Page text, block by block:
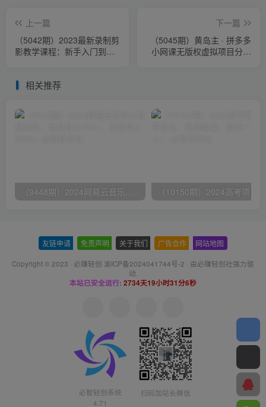
上一篇
（5042期）2023最新录制剪
影教学课程：新手入门到精
下一篇
（5045期）黄岛主 · 拼多多
小网课无版权虚拟项目分享
相关推荐
（9448期）2024网易云音乐人挂机项目，单机日入150+，无脑月入5000+
友链申请 免责声明 关于我们 广告合作 网站地图
Copyright © 2023 · 必赚轻创 渝ICP备2024041744号-2 · 由必赚轻创社强力驱
动.
本站已安全运行: 2734天19小时31分6秒
必智轻创系统
4.71
扫码加站长微信